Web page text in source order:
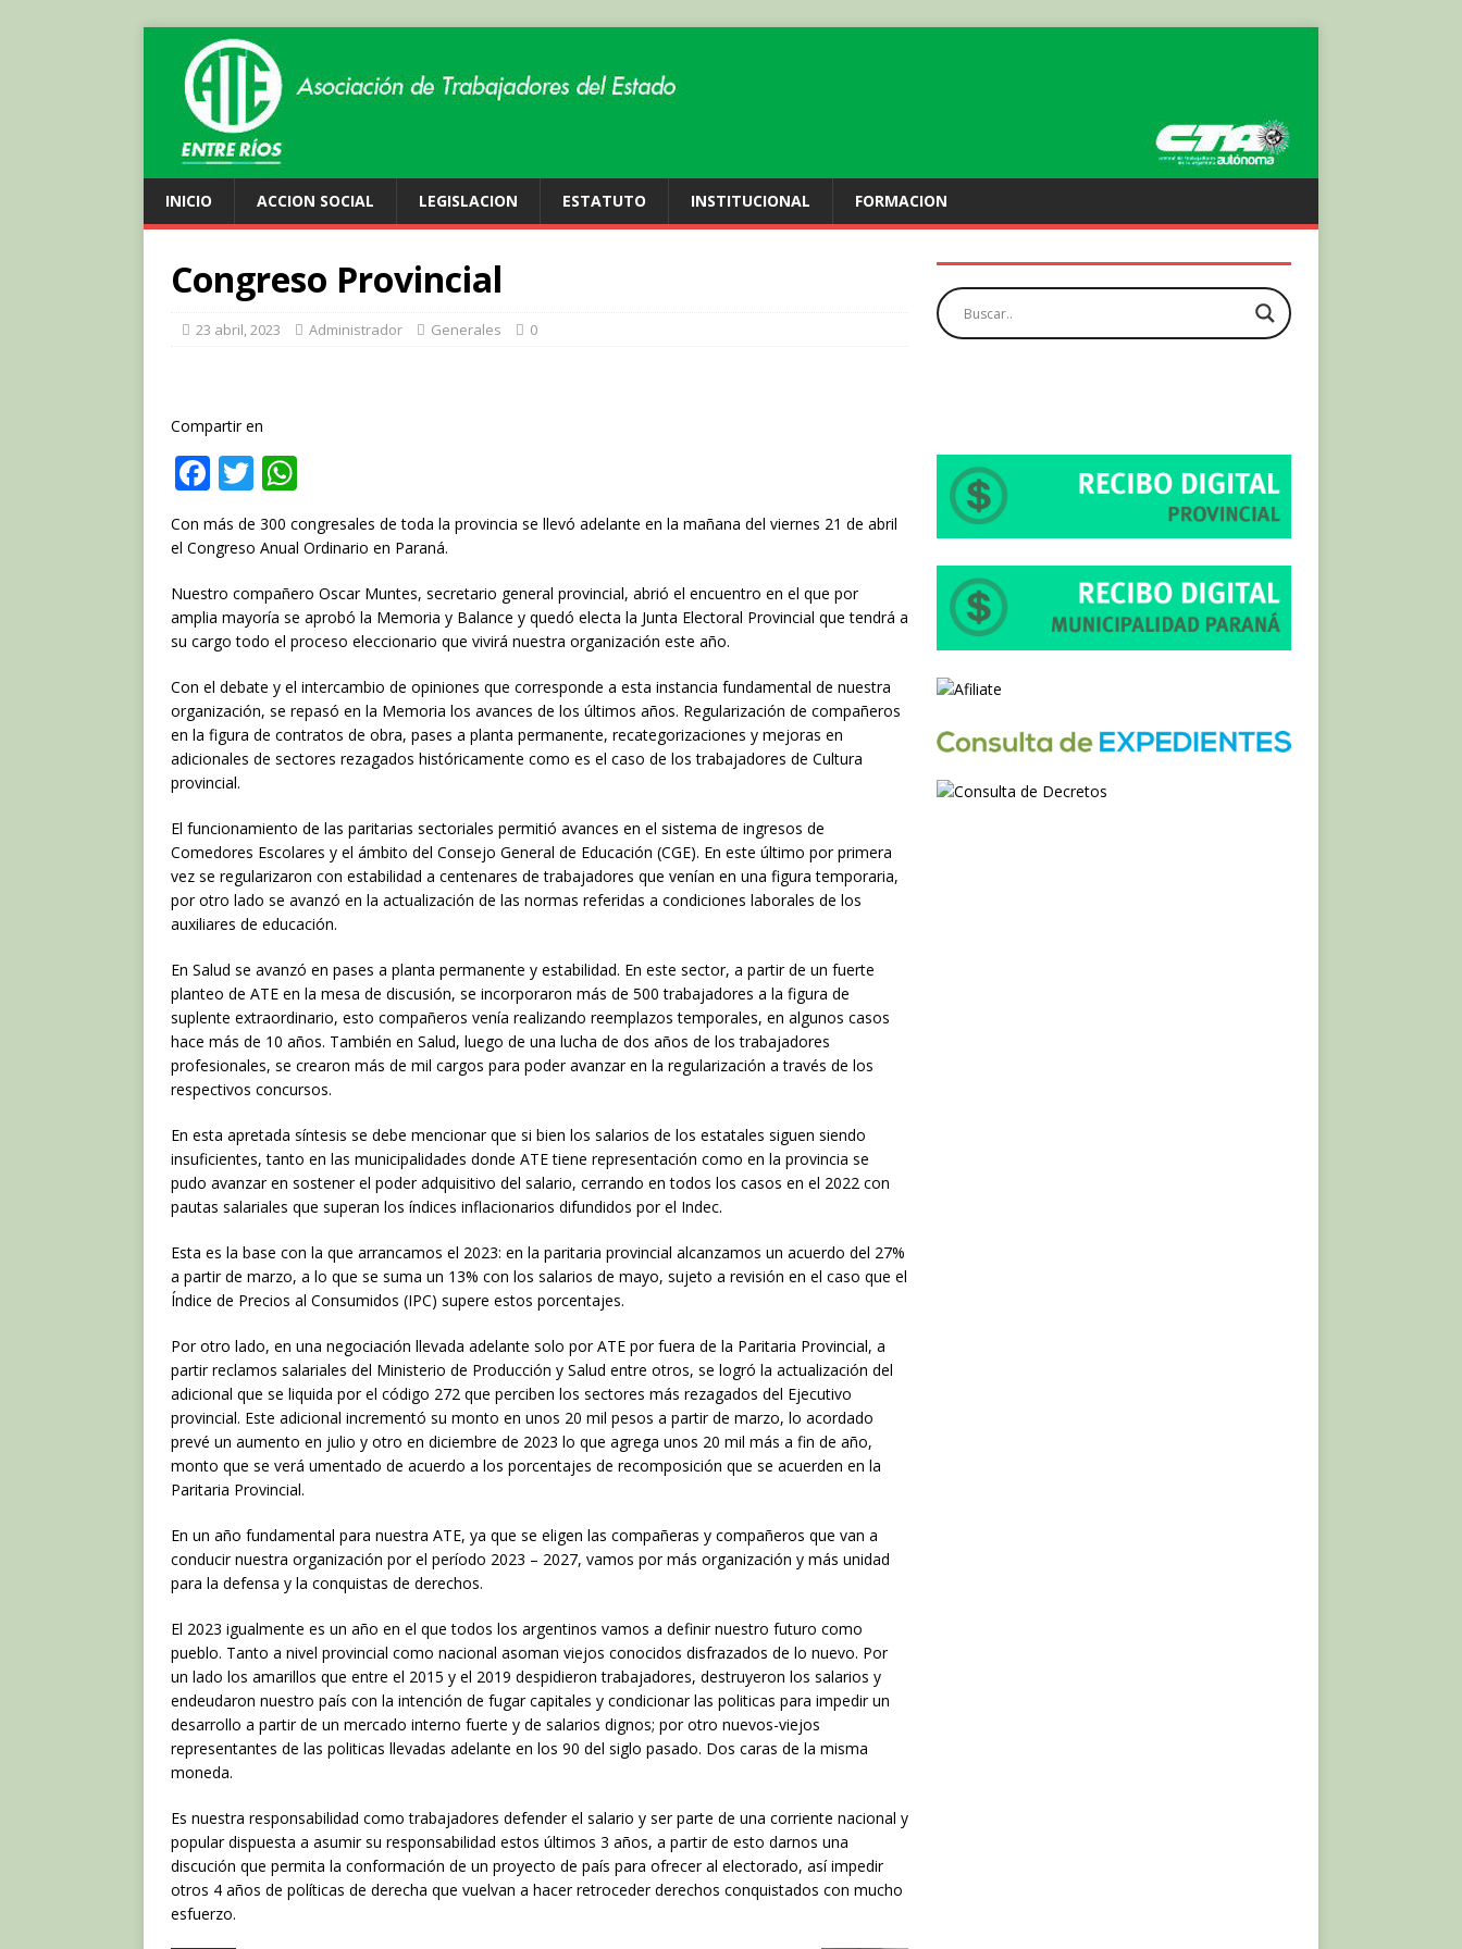
INICIO ACCION SOCIAL LEGISLACION ESTATUTO INSTITUCIONAL FORMACION
Congreso Provincial
23 abril, 2023 Administrador Generales 0
Compartir en
F
a
c
b
o
o
k
T
w
it
te
r
at
A
p
p
Con más de 300 congresales de toda la provincia se llevó adelante en la mañana del viernes 21 de abril
el Congreso Anual Ordinario en Paraná.
Nuestro compañero Oscar Muntes, secretario general provincial, abrió el encuentro en el que por
amplia mayoría se aprobó la Memoria y Balance y quedó electa la Junta Electoral Provincial que tendrá a
su cargo todo el proceso eleccionario que vivirá nuestra organización este año.
Con el debate y el intercambio de opiniones que corresponde a esta instancia fundamental de nuestra
organización, se repasó en la Memoria los avances de los últimos años. Regularización de compañeros
en la figura de contratos de obra, pases a planta permanente, recategorizaciones y mejoras en
adicionales de sectores rezagados históricamente como es el caso de los trabajadores de Cultura
provincial.
El funcionamiento de las paritarias sectoriales permitió avances en el sistema de ingresos de
Comedores Escolares y el ámbito del Consejo General de Educación (CGE). En este último por primera
vez se regularizaron con estabilidad a centenares de trabajadores que venían en una figura temporaria,
por otro lado se avanzó en la actualización de las normas referidas a condiciones laborales de los
auxiliares de educación.
En Salud se avanzó en pases a planta permanente y estabilidad. En este sector, a partir de un fuerte
planteo de ATE en la mesa de discusión, se incorporaron más de 500 trabajadores a la figura de
suplente extraordinario, esto compañeros venía realizando reemplazos temporales, en algunos casos
hace más de 10 años. También en Salud, luego de una lucha de dos años de los trabajadores
profesionales, se crearon más de mil cargos para poder avanzar en la regularización a través de los
respectivos concursos.
En esta apretada síntesis se debe mencionar que si bien los salarios de los estatales siguen siendo
insuficientes, tanto en las municipalidades donde ATE tiene representación como en la provincia se
pudo avanzar en sostener el poder adquisitivo del salario, cerrando en todos los casos en el 2022 con
pautas salariales que superan los índices inflacionarios difundidos por el Indec.
Esta es la base con la que arrancamos el 2023: en la paritaria provincial alcanzamos un acuerdo del 27%
a partir de marzo, a lo que se suma un 13% con los salarios de mayo, sujeto a revisión en el caso que el
Índice de Precios al Consumidos (IPC) supere estos porcentajes.
Por otro lado, en una negociación llevada adelante solo por ATE por fuera de la Paritaria Provincial, a
partir reclamos salariales del Ministerio de Producción y Salud entre otros, se logró la actualización del
adicional que se liquida por el código 272 que perciben los sectores más rezagados del Ejecutivo
provincial. Este adicional incrementó su monto en unos 20 mil pesos a partir de marzo, lo acordado
prevé un aumento en julio y otro en diciembre de 2023 lo que agrega unos 20 mil más a fin de año,
monto que se verá umentado de acuerdo a los porcentajes de recomposición que se acuerden en la
Paritaria Provincial.
En un año fundamental para nuestra ATE, ya que se eligen las compañeras y compañeros que van a
conducir nuestra organización por el período 2023 – 2027, vamos por más organización y más unidad
para la defensa y la conquistas de derechos.
El 2023 igualmente es un año en el que todos los argentinos vamos a definir nuestro futuro como
pueblo. Tanto a nivel provincial como nacional asoman viejos conocidos disfrazados de lo nuevo. Por
un lado los amarillos que entre el 2015 y el 2019 despidieron trabajadores, destruyeron los salarios y
endeudaron nuestro país con la intención de fugar capitales y condicionar las politicas para impedir un
desarrollo a partir de un mercado interno fuerte y de salarios dignos; por otro nuevos-viejos
representantes de las politicas llevadas adelante en los 90 del siglo pasado. Dos caras de la misma
moneda.
Es nuestra responsabilidad como trabajadores defender el salario y ser parte de una corriente nacional y
popular dispuesta a asumir su responsabilidad estos últimos 3 años, a partir de esto darnos una
discución que permita la conformación de un proyecto de país para ofrecer al electorado, así impedir
otros 4 años de políticas de derecha que vuelvan a hacer retroceder derechos conquistados con mucho
esfuerzo.